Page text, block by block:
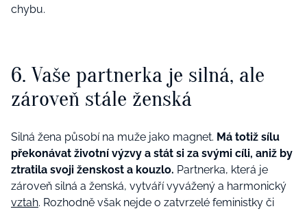
chybu.
6. Vaše partnerka je silná, ale
zároveň stále ženská
Silná žena působí na muže jako magnet. Má totiž sílu
překonávat životní výzvy a stát si za svými cíli, aniž by
ztratila svoji ženskost a kouzlo. Partnerka, která je
zároveň silná a ženská, vytváří vyvážený a harmonický
vztah. Rozhodně však nejde o zatvrzelé feministky či